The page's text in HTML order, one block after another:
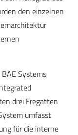
den einzelnen
Systems
drei Fregatten
umfasst
für die interne